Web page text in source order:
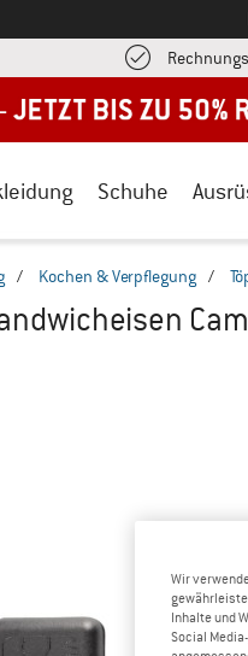
Schuhe
/ Kochen & Verpflegung /
Wir
Inhalte und
Social